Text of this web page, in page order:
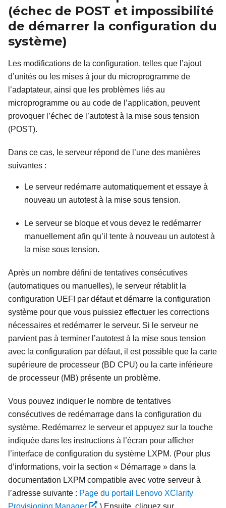
(échec de POST et impossibilité
de démarrer la configuration du
système)
Les modifications de la configuration, telles que l’ajout
d’unités ou les mises à jour du microprogramme de
l’adaptateur, ainsi que les problèmes liés au
microprogramme ou au code de l’application, peuvent
provoquer l’échec de l’autotest à la mise sous tension
(POST).
Dans ce cas, le serveur répond de l’une des manières
suivantes :
Le serveur redémarre automatiquement et essaye à
nouveau un autotest à la mise sous tension.
Le serveur se bloque et vous devez le redémarrer
manuellement afin qu’il tente à nouveau un autotest à
la mise sous tension.
Après un nombre défini de tentatives consécutives
(automatiques ou manuelles), le serveur rétablit la
configuration UEFI par défaut et démarre la configuration
système pour que vous puissiez effectuer les corrections
nécessaires et redémarrer le serveur. Si le serveur ne
parvient pas à terminer l’autotest à la mise sous tension
avec la configuration par défaut, il est possible que la carte
supérieure de processeur (BD CPU) ou la carte inférieure
de processeur (MB) présente un problème.
Vous pouvez indiquer le nombre de tentatives
consécutives de redémarrage dans la configuration du
système. Redémarrez le serveur et appuyez sur la touche
indiquée dans les instructions à l’écran pour afficher
l’interface de configuration du système LXPM. (Pour plus
d’informations, voir la section « Démarrage » dans la
documentation LXPM compatible avec votre serveur à
l’adresse suivante : Page du portail Lenovo XClarity